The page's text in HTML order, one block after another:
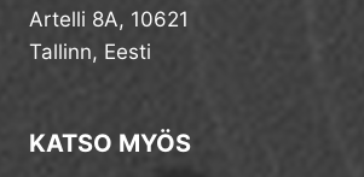
Artelli 8A, 10621
Tallinn, Eesti
KATSO MYÖS